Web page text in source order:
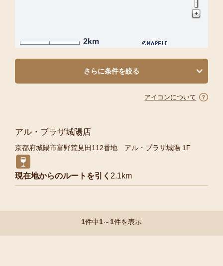
2km
さらに条件を絞る
アイコンについて
アル・プラザ城陽店
京都府城陽市富野荒見田112番地 アル・プラザ城陽 1F
現在地からのルートを引く 2.1km
1件中1～1件を表示